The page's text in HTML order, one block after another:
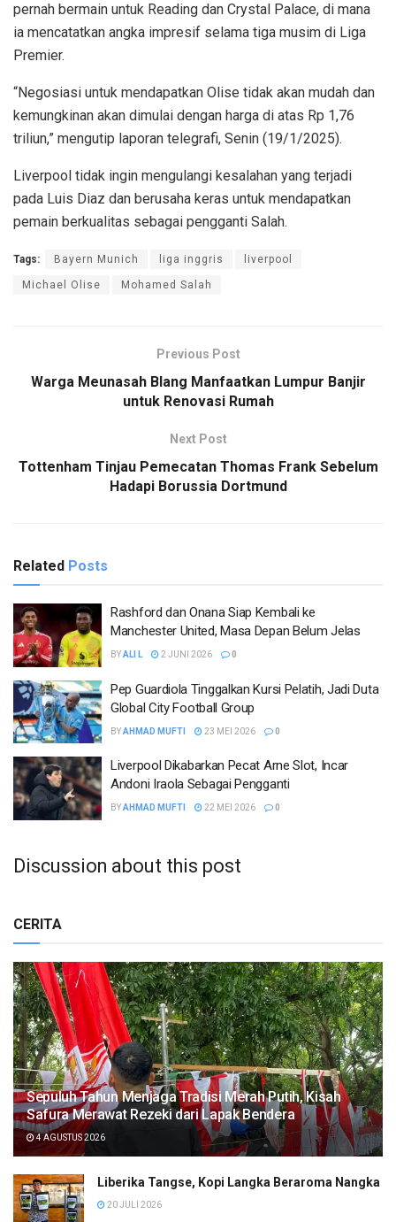
pernah bermain untuk Reading dan Crystal Palace, di mana
ia mencatatkan angka impresif selama tiga musim di Liga
Premier.
“Negosiasi untuk mendapatkan Olise tidak akan mudah dan
kemungkinan akan dimulai dengan harga di atas Rp 1,76
triliun,” mengutip laporan telegrafi, Senin (19/1/2025).
Liverpool tidak ingin mengulangi kesalahan yang terjadi
pada Luis Diaz dan berusaha keras untuk mendapatkan
pemain berkualitas sebagai pengganti Salah.
Tags: Bayern Munich liga inggris liverpool
Michael Olise Mohamed Salah
Previous Post
Warga Meunasah Blang Manfaatkan Lumpur Banjir
untuk Renovasi Rumah
Next Post
Tottenham Tinjau Pemecatan Thomas Frank Sebelum
Hadapi Borussia Dortmund
Related Posts
Rashford dan Onana Siap Kembali ke
Manchester United, Masa Depan Belum Jelas
BYALI L 2 JUNI 2026 0
Pep Guardiola Tinggalkan Kursi Pelatih, Jadi Duta
Global City Football Group
BYAHMAD MUFTI 23 MEI 2026 0
Liverpool Dikabarkan Pecat Arne Slot, Incar
Andoni Iraola Sebagai Pengganti
BYAHMAD MUFTI 22 MEI 2026 0
Discussion about this post
CERITA
Sepuluh Tahun Menjaga Tradisi Merah Putih, Kisah
Safura Merawat Rezeki dari Lapak Bendera
4 AGUSTUS 2026
Liberika Tangse, Kopi Langka Beraroma Nangka
20 JULI 2026